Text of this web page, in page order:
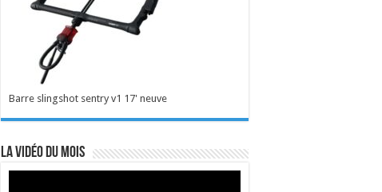
Barre slingshot sentry v1 17' neuve
La vidéo du mois